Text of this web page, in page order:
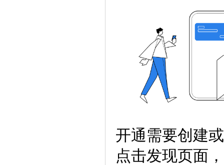
开通需要创建
点击发现页面